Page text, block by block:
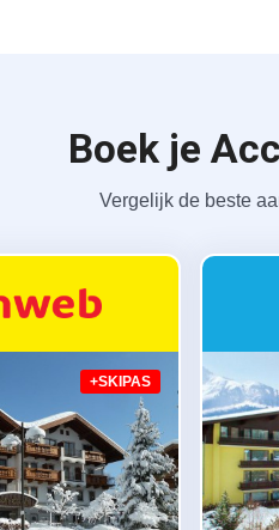
Boek je
Vergelijk de beste
+SKIPAS